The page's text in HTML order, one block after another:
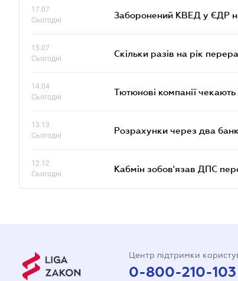
17.07
Сьогодні
Заборонений КВЕД у ЄДР
15.07
Сьогодні
Скільки разів на рік
14.04
Сьогодні
Тютюнові компанії
13.13
Сьогодні
Розрахунки через два
12.12
Сьогодні
Кабмін зобов'язав ДПС
Центр підтримки
0-800-210-103